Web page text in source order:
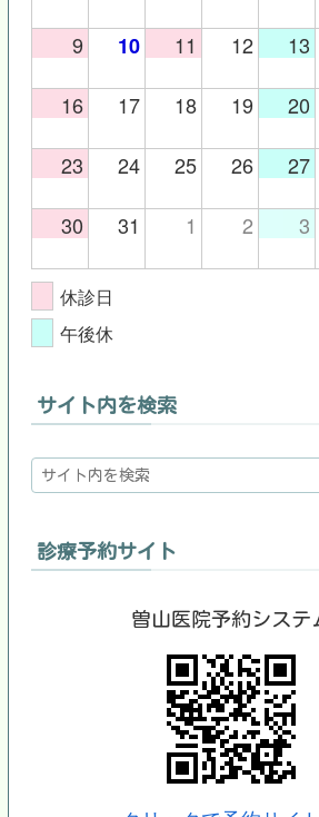
9 10 11 12 13
16 17 18 19 20
23 24 25 26 27
30 31 1 2 3
休診日
午後休
サイト内を検索
診療予約サイト
曽山医院予約システ